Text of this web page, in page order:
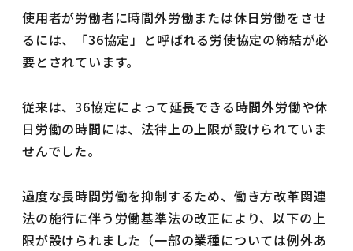
使用者が労働者に時間外労働または休日労働をさせ
るには、「36協定」と呼ばれる労使協定の締結が必
要とされています。
従来は、36協定によって延長できる時間外労働や休
日労働の時間には、法律上の上限が設けられていま
せんでした。
過度な長時間労働を抑制するため、働き方改革関連
法の施行に伴う労働基準法の改正により、以下の上
限が設けられました（一部の業種については例外あ